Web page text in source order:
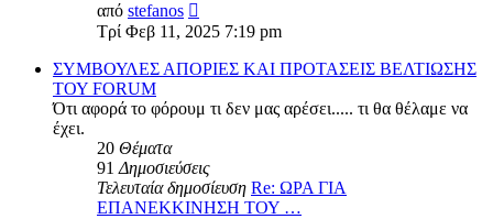
από stefanos
της
τελευταίας
δημοσίευσης
Τρί Φεβ 11, 2025 7:19 pm
ΣΥΜΒΟΥΛΕΣ ΑΠΟΡΙΕΣ ΚΑΙ ΠΡΟΤΑΣΕΙΣ ΒΕΛΤΙΩΣΗΣ
ΤΟΥ FORUM
Ότι αφορά το φόρουμ τι δεν μας αρέσει..... τι θα θέλαμε να
έχει.
20 Θέματα
91Δημοσιεύσεις
Τελευταία δημοσίευση Re: ΩΡΑ ΓΙΑ
ΕΠΑΝΕΚΚΙΝΗΣΗ ΤΟΥ …